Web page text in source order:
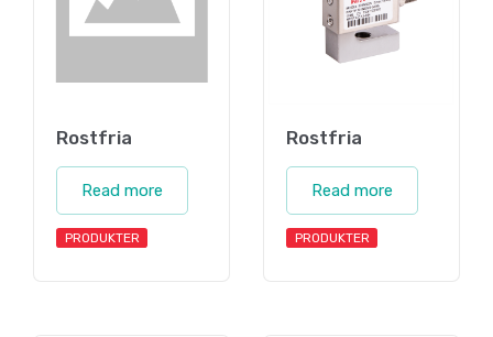
Rostfria
Read more
PRODUKTER
Rostfria
Read more
PRODUKTER